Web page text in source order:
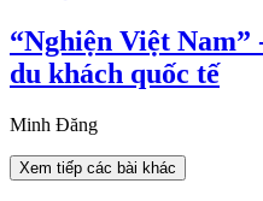
“Nghiện Việt
du khách quốc tế
Minh Đăng
Xem tiếp các bài khác